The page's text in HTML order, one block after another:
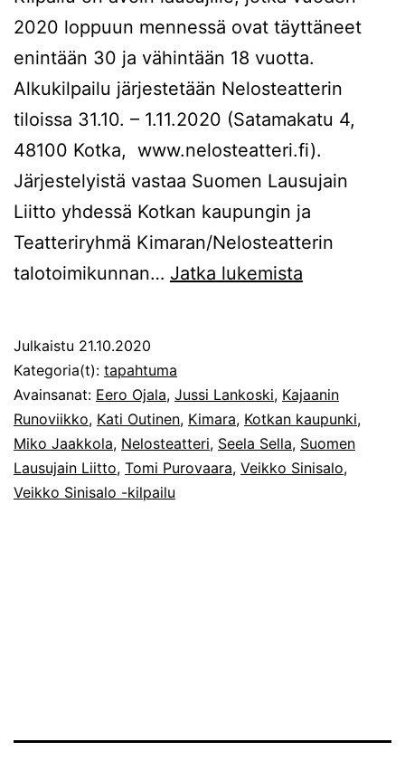
2020 loppuun mennessä ovat täyttäneet
enintään 30 ja vähintään 18 vuotta.
Alkukilpailu järjestetään Nelosteatterin
tiloissa 31.10. – 1.11.2020 (Satamakatu 4,
48100 Kotka, www.nelosteatteri.fi).
Järjestelyistä vastaa Suomen Lausujain
Liitto yhdessä Kotkan kaupungin ja
Teatteriryhmä Kimaran/Nelosteatterin
talotoimikunnan… Jatka lukemista
nuorille
lausujille
Julkaistu 21.10.2020
Kategoria(t): tapahtuma
Avainsanat: Eero Ojala, Jussi Lankoski, Kajaanin
Runoviikko, Kati Outinen, Kimara, Kotkan kaupunki,
Miko Jaakkola, Nelosteatteri, Seela Sella, Suomen
Lausujain Liitto, Tomi Purovaara, Veikko Sinisalo,
Veikko Sinisalo -kilpailu